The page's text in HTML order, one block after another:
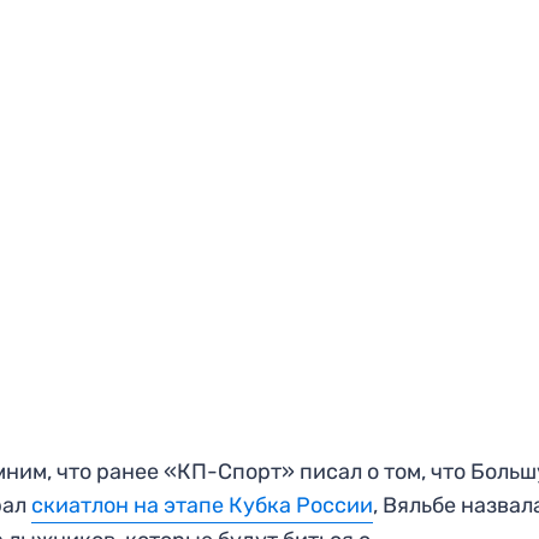
что ранее «КП-Спорт» писал о том, что
скиатлон на этапе Кубка России, Вяльбе